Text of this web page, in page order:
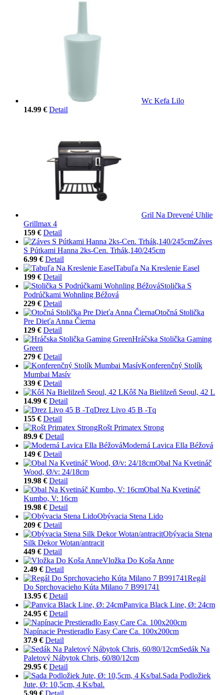
Wc Kefa Lilo
14.99 € Detail
Gril Na Drevené Uhlie
Grillmax 4
159 € Detail
Záves
S Pútkami Hanna 2ks-Cen. Trhák,140/245cm
6.99 € Detail
Tabuľa Na Kreslenie Easel
199 € Detail
Stolička S
Podrúčkami Wohnling Béžová
229 € Detail
Otočná Stolička
Pre Dieťa Anna Čierna
129 € Detail
Hráčska Stolička Gaming
Green
279 € Detail
Konferenčný Stolík
Mumbai Masív
339 € Detail
Kôš Na Bielilzeň Seoul, 42 L
14.99 € Detail
Drez Livo 45 B -Tq
155 € Detail
Rošt Primatex Strong
89.9 € Detail
Moderná Lavica Ella Béžová
149 € Detail
Obal Na Kvetináč
Wood, Ø/v: 24/18cm
19.98 € Detail
Obal Na Kvetináč
Kumbo, V: 16cm
19.98 € Detail
Obývacia Stena Lido
209 € Detail
Obývacia Stena
Silk Dekor Wotan/antracit
449 € Detail
Vložka Do Koša Anne
2.49 € Detail
Regál
Do Sprchovacieho Kúta Milano 7 B991741
13.95 € Detail
Panvica Black Line, Ø: 24cm
24.95 € Detail
Napínacie Prestieradlo Easy Care Ca. 100x200cm
37.9 € Detail
Sedák Na
Paletový Nábytok Chris, 60/80/12cm
29.95 € Detail
Sada Podložiek
Jute, Ø: 10,5cm, 4 Ks/bal.
5.99 € Detail